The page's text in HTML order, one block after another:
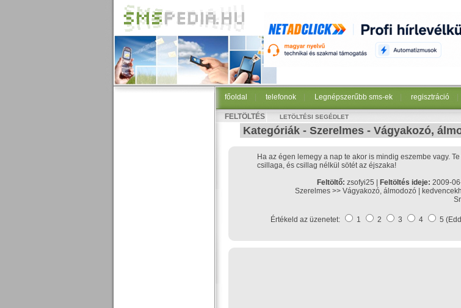
főoldal telefonok Legnépszerűbb sms-ek regisztráció
FELTÖLTÉS LETÖLTÉSI SEGÉDLET
Kategóriák - Szerelmes - Vágyakozó,
Ha az égen lemegy a nap te akor is mindig eszembe vagy.
csillaga, és csillag nélkül sötét az éjszaka!
Feltöltő: zsofyi25 | Feltöltés ideje: 2009-
Szerelmes >> Vágyakozó, álmodozó
Értékeld az üzenetet: 1 2 3 4 5